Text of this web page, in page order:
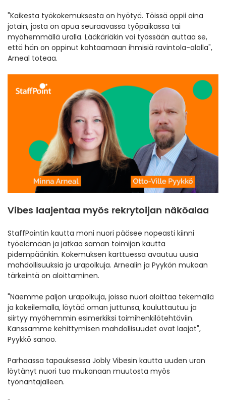
"Kaikesta työkokemuksesta on hyötyä. Töissä oppii aina
jotain, josta on apua seuraavassa työpaikassa tai
myöhemmällä uralla. Lääkäriäkin voi työssään auttaa se,
että hän on oppinut kohtaamaan ihmisiä ravintola-alalla",
Arneal toteaa.
Vibes laajentaa myös rekrytoijan näköalaa
StaffPointin kautta moni nuori pääsee nopeasti kiinni
työelämään ja jatkaa saman toimijan kautta
pidempäänkin. Kokemuksen karttuessa avautuu uusia
mahdollisuuksia ja urapolkuja. Arnealin ja Pyykön mukaan
tärkeintä on aloittaminen.
"Näemme paljon urapolkuja, joissa nuori aloittaa tekemällä
ja kokeilemalla, löytää oman juttunsa, kouluttautuu ja
siirtyy myöhemmin esimerkiksi toimihenkilötehtäviin.
Kanssamme kehittymisen mahdollisuudet ovat laajat",
Pyykkö sanoo.
Parhaassa tapauksessa Jobly Vibesin kautta uuden uran
löytänyt nuori tuo mukanaan muutosta myös
työnantajalleen.